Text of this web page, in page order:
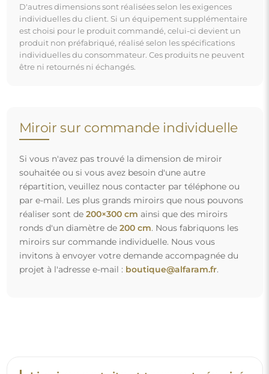
invitons à envoyer votre demande accompagnée du
projet à l'adresse e-mail :
boutique@alfaram.fr
Livraison gratuite et transport sécurisé
Vous n’avez pas à vous soucier du transport – nous nous
occupons de faire en sorte que le miroir que vous avez
commandé arrive en toute sécurité entre vos mains, et ce,
complètement gratuitement. Nous disposons de notre
propre flotte de véhicules et de personnel formé, c’est
pourquoi nous pouvons vous garantir que le miroir arrivera
en parfait état, sans frais supplémentaires. Même si vous
commandez un miroir de grande taille, vous pouvez
compter sur une livraison rapide.